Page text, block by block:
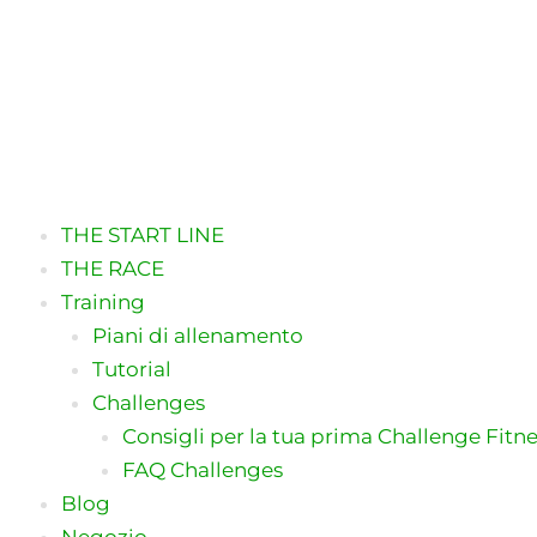
THE START LINE
THE RACE
Training
Piani di allenamento
Tutorial
Challenges
Consigli per la tua prima Challenge
FAQ Challenges
Blog